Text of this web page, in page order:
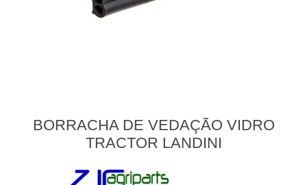
BORRACHA DE VEDAÇÃO VIDRO
TRACTOR LANDINI